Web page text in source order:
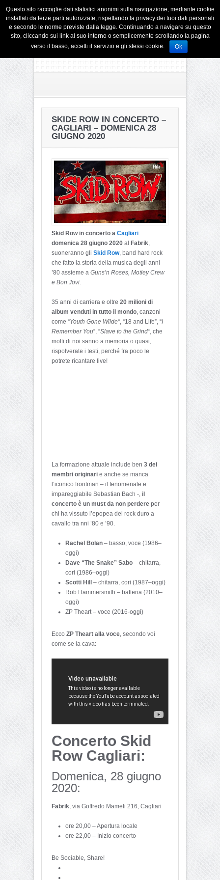
SKIDE ROW IN CONCERTO –
CAGLIARI – DOMENICA 28
GIUGNO 2020
Skid Row in concerto a Cagliari:
domenica 28 giugno 2020 al Fabrik
suoneranno gli Skid Row, band hard rock
che fatto la storia della musica degli anni
’80 assieme a Guns’n Roses, Motley Crew
e Bon Jovi
35 anni di carriera e oltre 20 milioni di
album venduti in tutto il mondo , canzoni
come “Youth Gone Wilde“, “18 and Life”, “I
Remember You“, “Slave to the Grind“, che
molti di noi sanno a memoria o quasi,
rispolverate i testi, perché fra poco le
potrete ricantare live!
La formazione attuale include ben 3 dei
membri originari e anche se manca
l’iconico frontman – il fenomenale e
impareggiabile Sebastian Bach -, il
concerto è un must da non perdere per
chi ha vissuto l’epopea del rock duro a
cavallo tra nni ’80 e ’90.
Rachel Bolan – basso, voce (1986–
oggi)
Dave “The Snake” Sabo – chitarra,
cori (1986–oggi)
Scotti Hill – chitarra, cori (1987–oggi)
Rob Hammersmith – batteria (2010–
oggi)
ZP Theart – voce (2016-oggi)
Ecco ZP Theart alla voce , secondo voi
come se la cava:
Concerto Skid
Row Cagliari:
Domenica, 28 giugno
2020:
Fabrik, via Goffredo Mameli 216, Cagliari
ore 20,00 – Apertura locale
ore 22,00 – Inizio concerto
Be Sociable, Share!
Questo sito raccoglie dati statistici anonimi sulla navigazione, mediante cookie
installati da terze parti autorizzate, rispettando la privacy dei tuoi dati personali
e secondo le norme previste dalla legge. Continuando a navigare su questo
sito, cliccando sui link al suo interno o semplicemente scrollando la pagina
verso il basso, accetti il servizio e gli stessi cookie.
Ok